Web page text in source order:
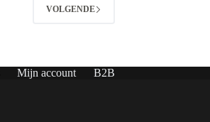
VOLGENDE
Mijn account
B2B